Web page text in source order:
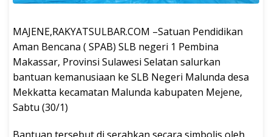
MAJENE,RAKYATSULBAR.COM –Satuan Pendidikan
Aman Bencana ( SPAB) SLB negeri 1 Pembina
Makassar, Provinsi Sulawesi Selatan salurkan
bantuan kemanusiaan ke SLB Negeri Malunda desa
Mekkatta kecamatan Malunda kabupaten Mejene,
Sabtu (30/1)
Bantuan tersebut di serahkan secara simbolis oleh